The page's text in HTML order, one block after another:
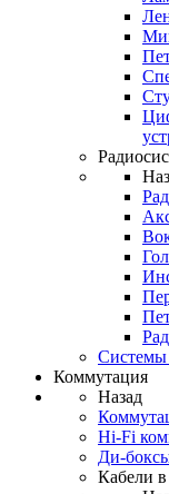
Системы
Коммутация
Назад
Hi-Fi
Ди-
Кабели в